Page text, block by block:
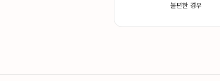
불편한 경우